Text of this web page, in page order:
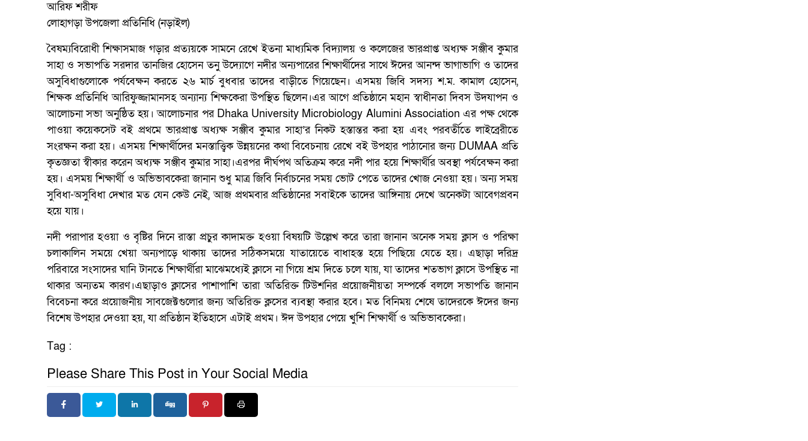
আরিফ শরীফ
লোহাগড়া উপজেলা প্রতিনিধি (নড়াইল)
বৈষম্য‌বি‌রোধী শিক্ষাসমাজ গড়ার প্রত্যয়‌কে সাম‌নে রে‌খে ইতনা মাধ্যমিক বিদ্যালয় ও কলেজের ভারপ্রাপ্ত অধ্যক্ষ সঞ্জীব কুমার
সাহা ও সভাপ‌তি সরদার তানজির হোসেন তনু উদ্যো‌গে নদীর অন্যপা‌রের শিক্ষার্থী‌দের সা‌থে ঈদের আনন্দ ভাগাভা‌গি ও তা‌দের
অসু‌বিধাগু‌লো‌কে পর্য‌বেক্ষন কর‌তে ২৬ মার্চ বুধবার তাদের বাড়ী‌তে গি‌য়ে‌ছেন। এসময় জিবি সদস্য শ.ম. কামাল হোসেন,
‌শিক্ষক প্র‌তি‌নি‌ধি আ‌রিফুজ্জামানসহ অন্যান্য শিক্ষকেরা উপ‌স্থিত ছি‌লেন।এর আ‌গে প্র‌তিষ্ঠা‌নে মহান স্বাধীনতা দিবস উদযাপন ও
আ‌লোচনা সভা অনু‌ষ্ঠিত হয়। আ‌লোচনার পর Dhaka University Microbiology Alumini Association এর পক্ষ থে‌কে
পাওয়া ক‌য়েক‌সেট বই প্রথ‌মে ভারপ্রাপ্ত অধ্যক্ষ সঞ্জীব কুমার সাহা’র নিকট হস্তান্তর করা হয় এবং পরবর্তী‌তে লাই‌ব্রেরী‌তে
সংরক্ষন করা হয়। এ‌সময় শিক্ষার্থী‌দের মনস্তাত্ত্বিক উন্নয়‌নের কথা বি‌বেচনায় রে‌খে বই উপহার পাঠা‌নোর জন্য DUMAA প্র‌তি
কৃতজ্ঞতা স্বীকার করেন অধ্যক্ষ সঞ্জীব কুমার সাহা।এরপর দীর্ঘপথ অ‌তিক্রম ক‌রে নদী পার হ‌য়ে শিক্ষার্থীর অবস্থা পর্য‌বেক্ষন ক‌রা
হয়। এসময় শিক্ষার্থী ও অভিভাব‌কেরা জানান শুধু মাত্র জি‌বি নির্বাচ‌নের সময় ভোট পে‌তে তা‌দের খোজ নেওয়া হয়। অন্য সময়
সুবিধা-অসু‌বিধা দেখার মত যেন কেউ নেই, আজ প্রথমবার প্র‌তিষ্ঠা‌নের সবাই‌কে তা‌দের আ‌ঙ্গিনায় দে‌খে অ‌নেকটা আ‌বেগপ্রবন
হ‌য়ে যায়।
নদী পরাপার হওয়া ও বৃ‌ষ্টির দি‌নে রাস্তা প্রচুর কাদামক্ত হওয়া বিষয়‌টি উ‌ল্লেখ ক‌রে তারা জানান অনেক সময় ক্লাস ও প‌রিক্ষা
চলাকা‌লিন সম‌য়ে খেয়া অন্যপা‌ড়ে থাকায় তাদের স‌ঠিকসম‌য়ে যাতা‌য়ে‌তে বাধাহস্ত হ‌য়ে পি‌ছি‌য়ে যে‌তে হয়। এছাড়া দ‌রিদ্র
প‌রিবা‌রে সংসা‌দের ঘা‌নি টান‌তে শিক্ষার্থীরা মা‌ঝেম‌ধ্যেই ক্লা‌সে না গি‌য়ে শ্রম দি‌তে চ‌লে যায়, যা তা‌দের শতভাগ ক্লা‌সে উপ‌স্থিত না
থাকার অন্যতম কারণ।এছাড়াও ক্লা‌সের পাশাপা‌শি তা‌রা অ‌তি‌রিক্ত টিউশ‌নির প্রয়োজনীয়তা সম্পর্কে বল‌লে সভাপ‌তি জানান
বি‌বেচনা ক‌রে প্র‌য়োজনীয় সাব‌জেক্টগু‌লোর জন্য অ‌তি‌রিক্ত ক্লসের ব্যবস্থা করার হ‌বে। মত বি‌নিময় শে‌ষে তা‌দের‌কে ঈদের জন্য
বি‌শেষ উপহার দেওয়া হয়, যা প্র‌তিষ্ঠান ই‌তিহা‌সে এটাই প্রথম। ঈদ উপহার পে‌য়ে খু‌শি শিক্ষার্থী ও অ‌ভিভাব‌কেরা।
Tag :
Please Share This Post in Your Social Media